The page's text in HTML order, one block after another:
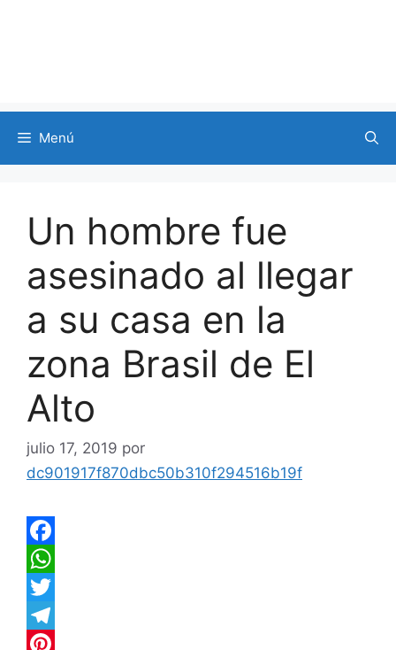
Menú
Un hombre fue
asesinado al llegar
a su casa en la
zona Brasil de El
Alto
julio 17, 2019 por
dc901917f870dbc50b310f294516b19f
F
a
c
e
W
h
a
T
w
T